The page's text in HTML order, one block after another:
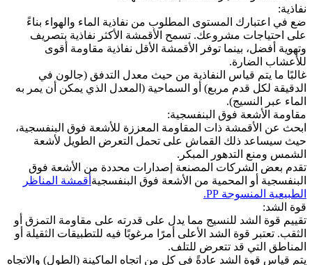
نفاذية:
ضع في اعتبارك المستوى المطلوب من نفاذية الماء والهواء بناءً
على احتياجات مشروعك. تسمح الأقمشة الأكثر نفاذية بتصريف
وتهوية أفضل، بينما توفر الأقمشة الأقل نفاذية مقاومة أقوى
للأعشاب الضارة.
غالبًا ما يتم قياس النفاذية من حيث معدل التدفق (جالون في
الدقيقة لكل قدم مربع) أو السماحية (المعدل الذي يمكن أن يمر به
الماء عبر النسيج).
مقاومة الأشعة فوق البنفسجية:
ابحث عن الأقمشة ذات المقاومة المعززة للأشعة فوق البنفسجية،
حيث سيساعد ذلك القماش على تحمل التعرض الطويل لأشعة
الشمس ومنع التدهور المبكر.
تقدم بعض الشركات المصنعة إصدارات محددة من الأشعة فوق
البنفسجية أو المحمية من الأشعة فوق البنفسجية أقمشة المناظر
الطبيعية المنسوجة PP.
قوة الشد:
تقييم قوة الشد للنسيج مما يدل على قدرته على مقاومة التمزق أو
الثقب. تعتبر قوة الشد الأعلى أمرًا مرغوبًا فيه للتطبيقات الثقيلة أو
المناطق التي قد تتعرض للتلف.
يتم قياس قوة الشد عادةً في كل من اتجاه الماكينة (الطول) والاتجاه